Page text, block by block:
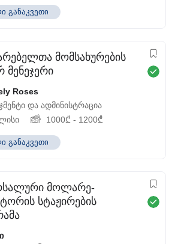
განაკვეთი
მომსახურების
მენეჯერი
Roses
და ადმინისტრაცია
1000₾ - 1200₾
განაკვეთი
მოლარე-
სტაჟირების